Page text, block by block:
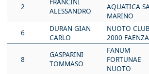
2
ALESSANDRO
AQUATICA
MARINO
6
DURAN GIAN
CARLO
NUOTO CLUB
2000 FAENZA
8
GASPARINI
TOMMASO
FANUM
FORTUNAE
NUOTO